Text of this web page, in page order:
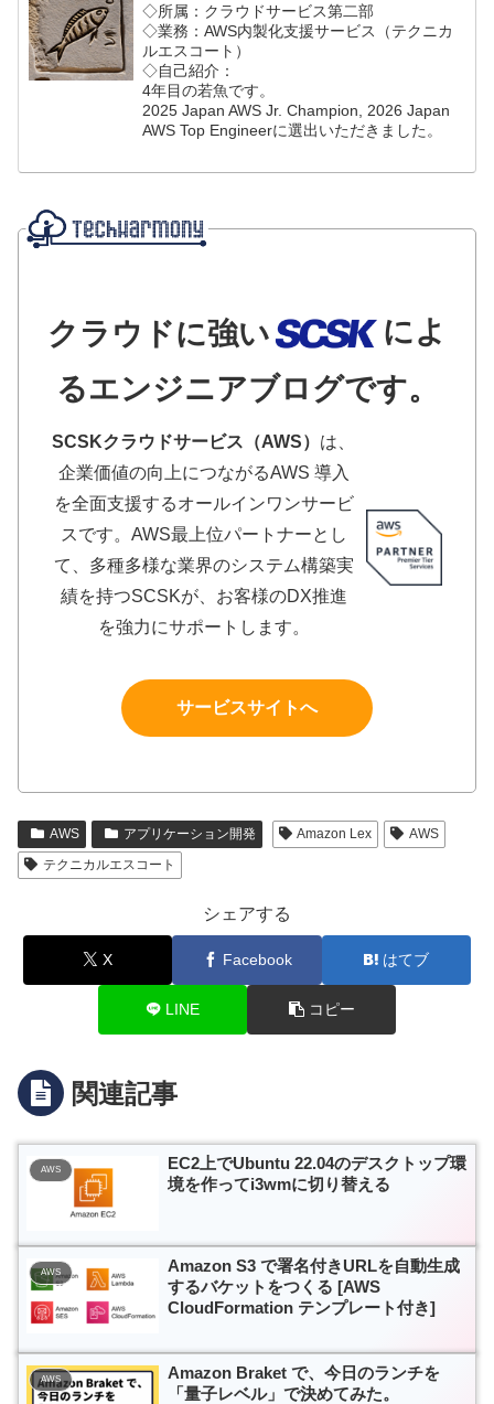
◇所属：クラウドサービス第二部
◇業務：AWS内製化支援サービス（テクニカ
ルエスコート）
◇自己紹介：
4年目の若魚です。
2025 Japan AWS Jr. Champion, 2026 Japan
AWS Top Engineerに選出いただきました。
クラウドに強い
によ
るエンジニアブログです。
SCSKクラウドサービス（AWS） は、
企業価値の向上につながるAWS 導入
を全面支援するオールインワンサービ
スです。AWS最上位パートナーとし
て、多種多様な業界のシステム構築実
績を持つSCSKが、お客様のDX推進
を強力にサポートします。
サービスサイトへ
AWS アプリケーション開発 Amazon Lex
AWS
テクニカルエスコート
シェアする
X Facebook はてブ
LINE コピー
関連記事
AWS
EC2上でUbuntu 22.04のデスクトップ環
境を作ってi3wmに切り替える
AWS
Amazon S3 で署名付きURLを自動生成
するバケットをつくる [AWS
CloudFormation テンプレート付き]
AWS
Amazon Braket で、今日のランチを
「量子レベル」で決めてみた。